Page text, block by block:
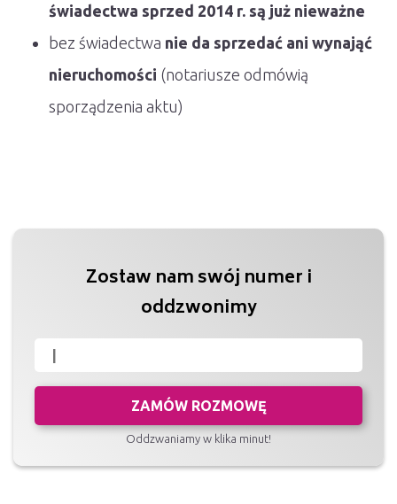
świadectwa sprzed 2014 r. są już nieważne
bez świadectwa nie da sprzedać ani wynająć
nieruchomości (notariusze odmówią
sporządzenia aktu)
Zostaw nam swój numer i
oddzwonimy
ZAMÓW ROZMOWĘ
Oddzwaniamy w klika minut!